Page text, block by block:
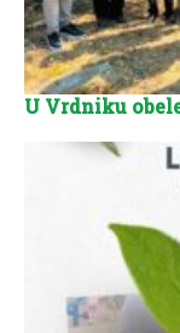
U Vrdniku